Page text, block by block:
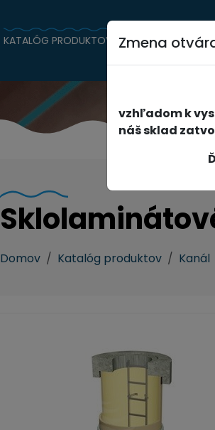
KATALÓG PRODUKTOV AKCIE
Domov Katalóg produktov Kanál
Zmena
vzhľadom k
náš sklad